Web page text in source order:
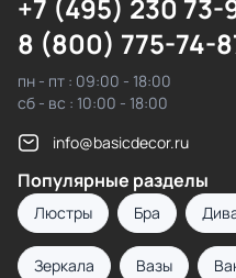
+7 (495) 230 73-
8 (800) 775-74-
пн - пт : 09:00 - 18:00
сб - вс : 10:00 - 18:00
info@basicdecor.ru
Популярные разделы
Люстры Бра
Зеркала Вазы